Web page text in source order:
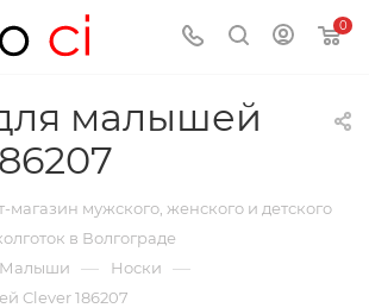
0
малышей
магазин мужского, женского и детского
в Волгограде
Малыши — Носки —
Clever 186207